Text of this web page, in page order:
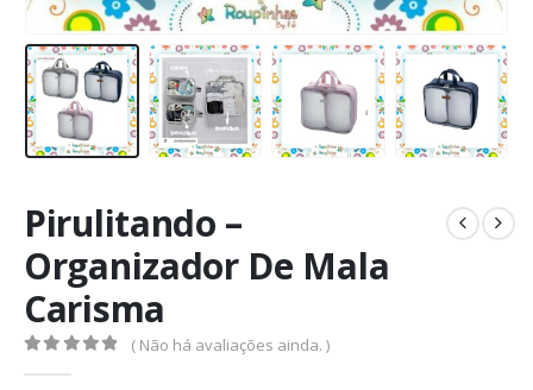
Pirulitando –
Organizador De Mala
Carisma
( Não há avaliações ainda. )